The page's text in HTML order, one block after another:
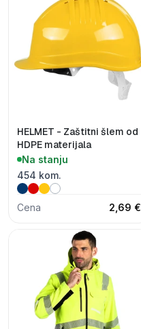
HELMET - Zaštitni šlem od
HDPE materijala
Na stanju
454 kom.
Cena 2,69 €